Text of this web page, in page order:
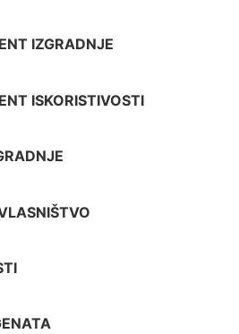
IZGRADNJE
ISKORISTIVOSTI